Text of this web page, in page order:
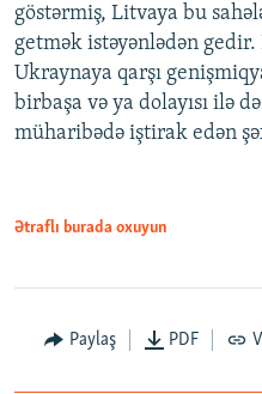
göstərmiş, Litvaya bu
getmək istəyənlədən
Ukraynaya qarşı
birbaşa və ya dolayısı ilə
müharibədə iştirak edən
Ətraflı burada oxuyun
Paylaş PDF